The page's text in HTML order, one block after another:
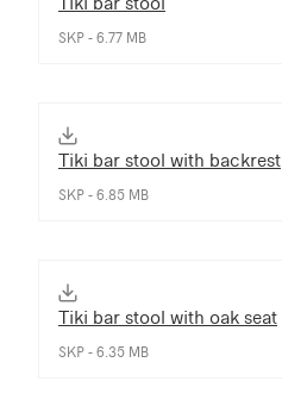
SKP - 6.77 MB
Tiki bar stool with backrest
SKP - 6.85 MB
Tiki bar stool with oak seat
SKP - 6.35 MB